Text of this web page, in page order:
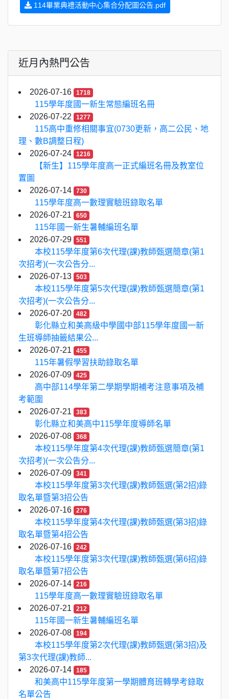
114畢業典禮活動中心集合分配圖公告.pdf
近月內熱門公告
2026-07-16 1718
115學年度國一新生常態編班名冊
2026-07-22
1277
115高中重修相關事宜(0730更新，高二公民、地
理、數B調整日程)
2026-07-24
1216
【新生】115學年度高一正式編班名冊及教室位
置圖
2026-07-14
730
115學年度高一數理實驗班錄取名單
2026-07-21
650
115年國一新生暑輔編班名單
2026-07-29
551
本校115學年度第6次代理(課)教師甄選簡章(第1
次招考)(一次公告分...
2026-07-13
503
本校115學年度第5次代理(課)教師甄選簡章(第1
次招考)(一次公告分...
2026-07-20
482
彰化縣立和美高級中學國中部115學年度國一新
生班導師抽籤結果公...
2026-07-21
455
115年暑假學習扶助錄取名單
2026-07-09
425
高中部114學年第二學期學期補考注意事項及補
考範圍
2026-07-21
383
彰化縣立和美高中115學年度導師名單
2026-07-08
368
本校115學年度第4次代理(課)教師甄選簡章(第1
次招考)(一次公告分...
2026-07-09
341
本校115學年度第3次代理(課)教師甄選(第2招)錄
取名單暨第3招公告
2026-07-16
276
本校115學年度第4次代理(課)教師甄選(第3招)錄
取名單暨第4招公告
2026-07-16
242
本校115學年度第3次代理(課)教師甄選(第6招)錄
取名單暨第7招公告
2026-07-14
216
115學年度高一數理實驗班錄取名單
2026-07-21
212
115年國一新生暑輔編班名單
2026-07-08
194
本校115學年度第2次代理(課)教師甄選(第3招)及
第3次代理(課)教師...
2026-07-14
185
和美高中115學年度第一學期體育班轉學考錄取
名單公告